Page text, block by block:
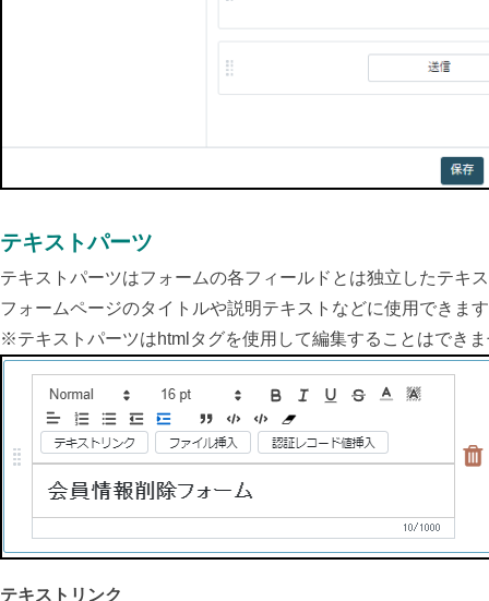
テキストパーツ
テキストパーツはフォームの各フィールドとは独立したテキ
フォームページのタイトルや説明テキストなどに使用できま
※テキストパーツはhtmlタグを使用して編集することはでき
テキストリンク